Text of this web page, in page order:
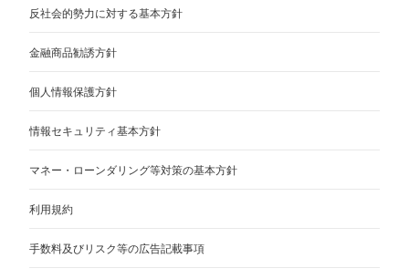
反社会的勢力に対する基本方針
金融商品勧誘方針
個人情報保護方針
情報セキュリティ基本方針
マネー・ローンダリング等対策の基本方針
利用規約
手数料及びリスク等の広告記載事項